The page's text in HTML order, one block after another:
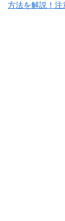
方法を解説！注